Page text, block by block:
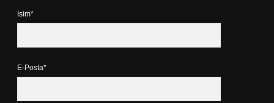
İsim*
E-Posta*